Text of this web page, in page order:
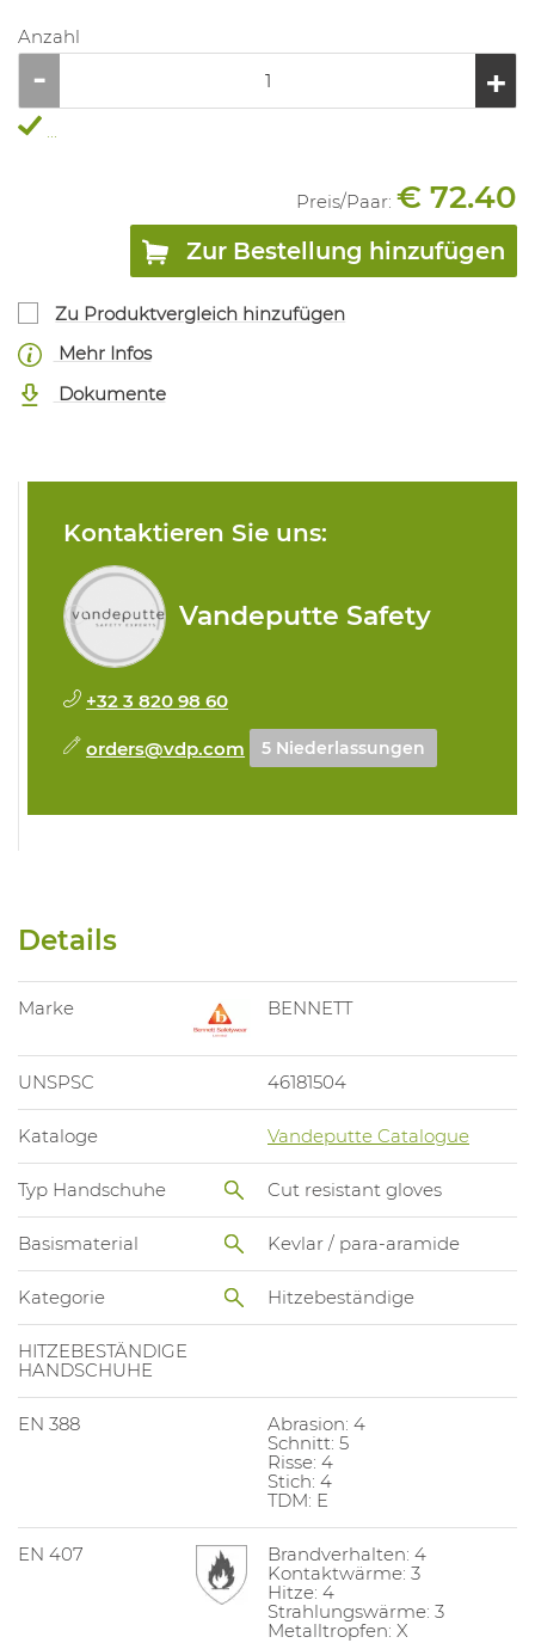
Anzahl
...
Preis/Paar: € 72.40
Zur Bestellung hinzufügen
Zu Produktvergleich hinzufügen
Mehr Infos
Dokumente
Kontaktieren Sie uns:
Vandeputte Safety
+32 3 820 98 60
orders@vdp.com 5 Niederlassungen
Details
Marke BENNETT
UNSPSC 46181504
Kataloge Vandeputte Catalogue
Typ Handschuhe Cut resistant gloves
Basismaterial Kevlar / para-aramide
Kategorie Hitzebeständige
HITZEBESTÄNDIGE
HANDSCHUHE
EN 388
Abrasion: 4
Schnitt: 5
Risse: 4
Stich: 4
TDM: E
EN 407
Brandverhalten: 4
Kontaktwärme: 3
Hitze: 4
Strahlungswärme: 3
Metalltropfen: X